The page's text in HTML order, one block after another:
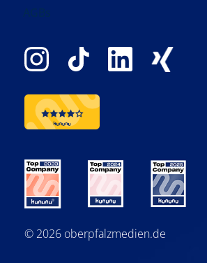
AGBs
© 2026 oberpfalzmedien.de